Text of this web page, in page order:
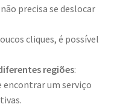
não precisa se deslocar
cliques, é possível
regiões:
encontrar um serviço